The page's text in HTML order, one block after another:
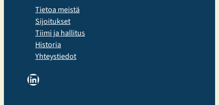
Tietoa meistä
Sijoitukset
Tiimi ja hallitus
Historia
Yhteystiedot
LinkedIn